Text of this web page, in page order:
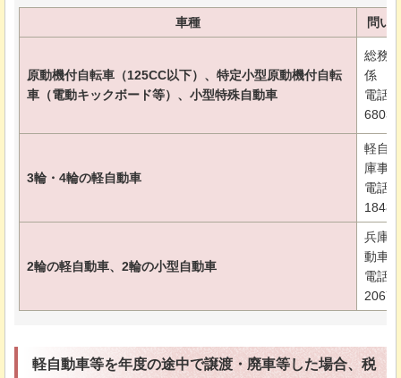
車種 問い
原動機付自転車（125CC以下）、特定小型原動機付自転
車（電動キックボード等）、小型特殊自動車
総務
係
電話
6803
3輪・4輪の軽自動車
軽自
庫事
電話
1848
2輪の軽自動車、2輪の小型自動車
兵庫
動車
電話
2067
軽⾃動⾞等を年度の途中で譲渡・廃⾞等した場合、税